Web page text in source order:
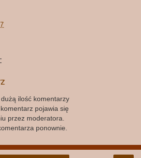
ilość komentarzy
pojawia się
przez moderatora.
ponownie.